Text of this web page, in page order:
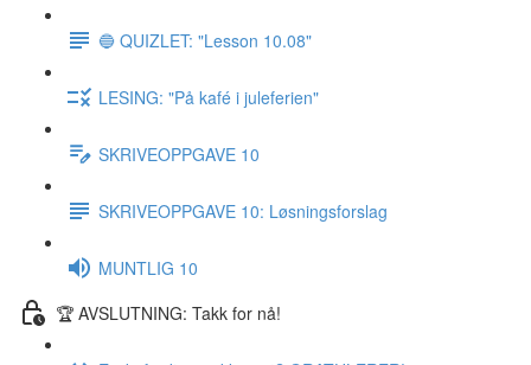
🔵 QUIZLET: "Lesson 10.08"
LESING: "På kafé i juleferien"
SKRIVEOPPGAVE 10
SKRIVEOPPGAVE 10: Løsningsforslag
MUNTLIG 10
🏆 AVSLUTNING: Takk for nå!